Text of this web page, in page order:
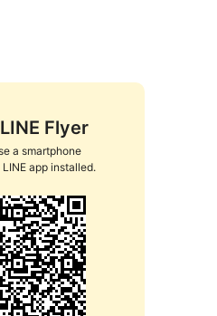
Flyer
a smartphone
app installed.